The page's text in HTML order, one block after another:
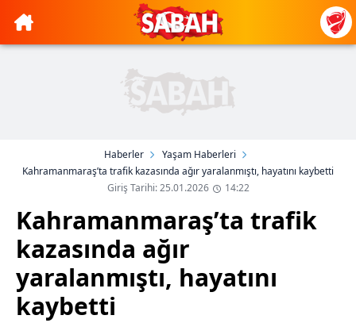
Haberler
Yaşam Haberleri
Kahramanmaraş’ta trafik kazasında ağır yaralanmıştı, hayatını kaybetti
Giriş Tarihi: 25.01.2026
14:22
Kahramanmaraş’ta trafik
kazasında ağır
yaralanmıştı, hayatını
kaybetti